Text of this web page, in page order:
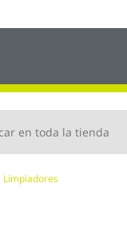
Limpiadores